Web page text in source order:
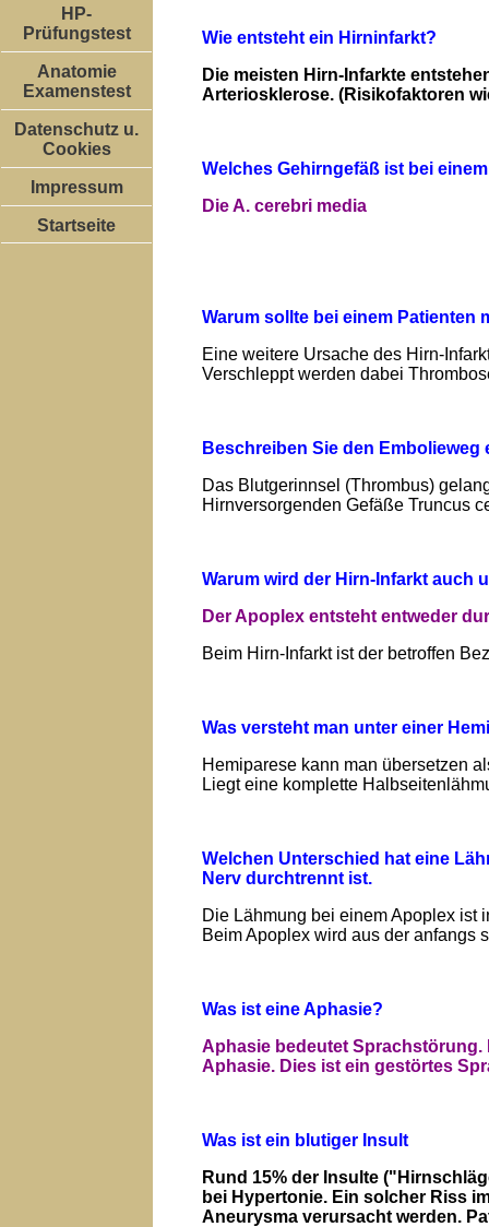
HP-
Prüfungstest
Anatomie
Examenstest
Datenschutz u.
Cookies
Impressum
Startseite
Wie entsteht ein Hirninfarkt?
Die meisten Hirn-Infarkte
Arteriosklerose. (Risikofaktoren
Welches Gehirngefäß ist bei
Die A. cerebri media
Warum sollte bei einem Patienten
Eine weitere Ursache des Hirn-
Verschleppt werden dabei
Beschreiben Sie den
Das Blutgerinnsel (Thrombus)
Hirnversorgenden Gefäße Truncus
Warum wird der Hirn-Infarkt auch
Der Apoplex entsteht entweder
Beim Hirn-Infarkt ist der betroffen
Was versteht man unter einer
Hemiparese kann man übersetzen
Liegt eine komplette
Welchen Unterschied hat eine
Nerv durchtrennt ist.
Die Lähmung bei einem Apoplex ist
Beim Apoplex wird aus der anfangs
Was ist eine Aphasie?
Aphasie bedeutet
Aphasie. Dies ist ein gestörtes
Was ist ein blutiger Insult
Rund 15% der Insulte
bei Hypertonie. Ein solcher Riss
Aneurysma verursacht werden.